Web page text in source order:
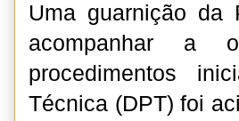
Uma guarnição da
acompanhar a
procedimentos
Técnica (DPT) foi